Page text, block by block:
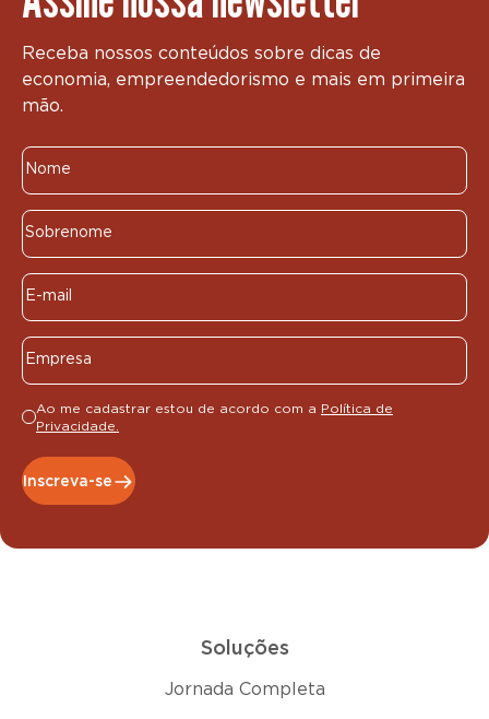
Receba nossos conteúdos sobre dicas de
economia, empreendedorismo e mais em primeira
mão.
Ao me cadastrar estou de acordo com a Política de
Privacidade.
Inscreva-se
Soluções
Jornada Completa